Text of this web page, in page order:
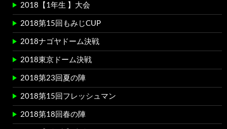
2018【1年生 】大会
2018第15回もみじCUP
2018ナゴヤドーム決戦
2018東京ドーム決戦
2018第23回夏の陣
2018第15回フレッシュマン
2018第18回春の陣